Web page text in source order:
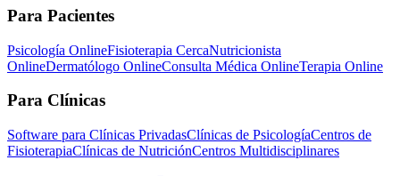
Para Pacientes
Psicología OnlineFisioterapia CercaNutricionista
OnlineDermatólogo OnlineConsulta Médica OnlineTerapia Online
Para Clínicas
Software para Clínicas PrivadasClínicas de PsicologíaCentros de
FisioterapiaClínicas de NutriciónCentros Multidisciplinares